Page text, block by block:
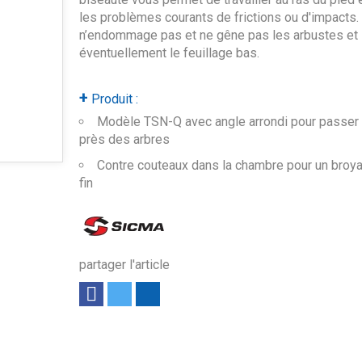
+ Produit :
Modèle TSN-Q avec angle arrondi pour passer
près des arbres
Contre couteaux dans la chambre pour un
fin
partager l'article
les problèmes courants de frictions ou d'impacts.
n’endommage pas et ne gêne pas les arbustes et
éventuellement le feuillage bas.